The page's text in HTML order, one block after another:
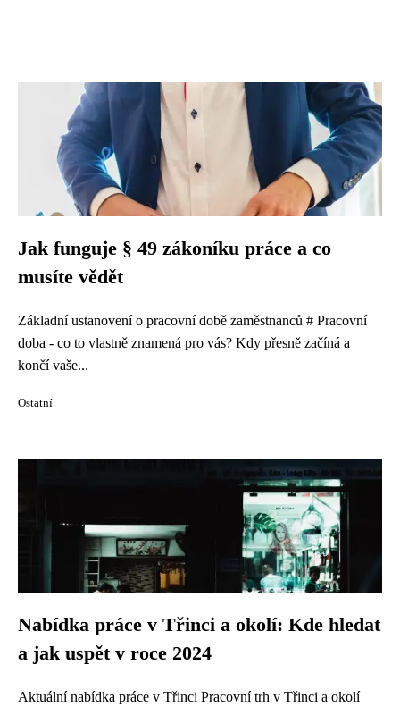
Jak funguje § 49 zákoníku práce a co
musíte vědět
Základní ustanovení o pracovní době zaměstnanců # Pracovní
doba - co to vlastně znamená pro vás? Kdy přesně začíná a
končí vaše...
Ostatní
Nabídka práce v Třinci a okolí: Kde hledat
a jak uspět v roce 2024
Aktuální nabídka práce v Třinci Pracovní trh v Třinci a okolí